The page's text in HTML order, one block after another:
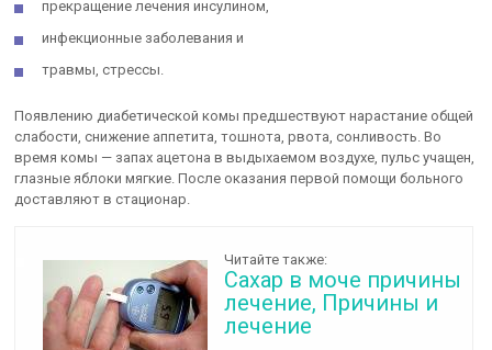
прекращение лечения инсулином,
инфекционные заболевания и
травмы, стрессы.
Появлению диабетической комы предшествуют нарастание общей
слабости, снижение аппетита, тошнота, рвота, сонливость. Во
время комы — запах ацетона в выдыхаемом воздухе, пульс учащен,
глазные яблоки мягкие. После оказания первой помощи больного
доставляют в стационар.
Читайте также:
Сахар в моче причины
лечение, Причины и
лечение